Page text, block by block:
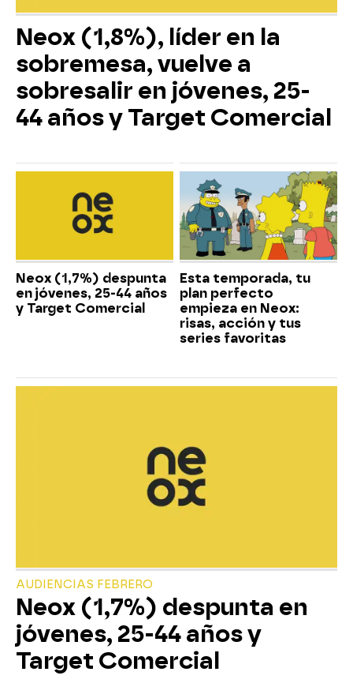
Neox (1,8%), líder en la
sobremesa, vuelve a
sobresalir en jóvenes, 25-
44 años y Target Comercial
Neox (1,7%) despunta
en jóvenes, 25-44 años
y Target Comercial
Esta temporada, tu
plan perfecto
empieza en Neox:
risas, acción y tus
series favoritas
AUDIENCIAS FEBRERO
Neox (1,7%) despunta en
jóvenes, 25-44 años y
Target Comercial